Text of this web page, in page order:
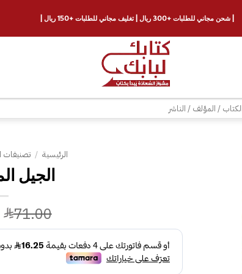
الرئيسية / تصنيفات
الجيل
71.00
| شحن مجاني للطلبات +300 ريال | تغليف مجاني للطلبات +150 ريال |